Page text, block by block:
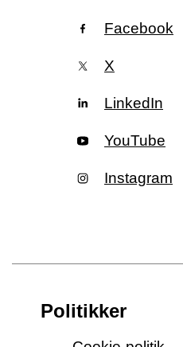
Facebook
X
LinkedIn
YouTube
Instagram
Politikker